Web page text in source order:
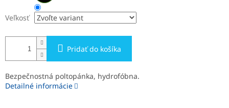
Veľkosť
Pridať do košíka
Bezpečnostná poltopánka, hydrofóbna.
Detailné informácie